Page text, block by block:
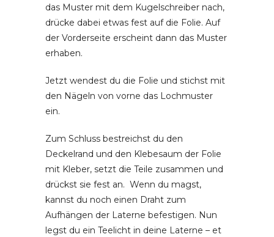
das Muster mit dem Kugelschreiber nach,
drücke dabei etwas fest auf die Folie. Auf
der Vorderseite erscheint dann das Muster
erhaben.
Jetzt wendest du die Folie und stichst mit
den Nägeln von vorne das Lochmuster
ein.
Zum Schluss bestreichst du den
Deckelrand und den Klebesaum der Folie
mit Kleber, setzt die Teile zusammen und
drückst sie fest an. Wenn du magst,
kannst du noch einen Draht zum
Aufhängen der Laterne befestigen. Nun
legst du ein Teelicht in deine Laterne – et